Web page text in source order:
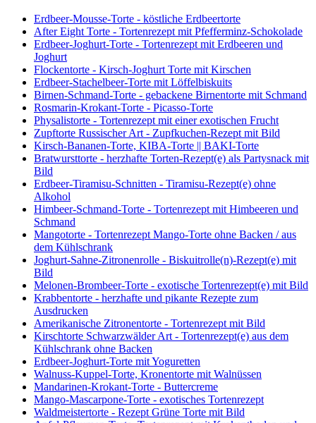
Erdbeer-Mousse-Torte - köstliche Erdbeertorte
After Eight Torte - Tortenrezept mit Pfefferminz-Schokolade
Erdbeer-Joghurt-Torte - Tortenrezept mit Erdbeeren und
Joghurt
Flockentorte - Kirsch-Joghurt Torte mit Kirschen
Erdbeer-Stachelbeer-Torte mit Löffelbiskuits
Birnen-Schmand-Torte - gebackene Birnentorte mit Schmand
Rosmarin-Krokant-Torte - Picasso-Torte
Physalistorte - Tortenrezept mit einer exotischen Frucht
Zupftorte Russischer Art - Zupfkuchen-Rezept mit Bild
Kirsch-Bananen-Torte, KIBA-Torte || BAKI-Torte
Bratwursttorte - herzhafte Torten-Rezept(e) als Partysnack mit
Bild
Erdbeer-Tiramisu-Schnitten - Tiramisu-Rezept(e) ohne
Alkohol
Himbeer-Schmand-Torte - Tortenrezept mit Himbeeren und
Schmand
Mangotorte - Tortenrezept Mango-Torte ohne Backen / aus
dem Kühlschrank
Joghurt-Sahne-Zitronenrolle - Biskuitrolle(n)-Rezept(e) mit
Bild
Melonen-Brombeer-Torte - exotische Tortenrezept(e) mit Bild
Krabbentorte - herzhafte und pikante Rezepte zum
Ausdrucken
Amerikanische Zitronentorte - Tortenrezept mit Bild
Kirschtorte Schwarzwälder Art - Tortenrezept(e) aus dem
Kühlschrank ohne Backen
Erdbeer-Joghurt-Torte mit Yoguretten
Walnuss-Kuppel-Torte, Kronentorte mit Walnüssen
Mandarinen-Krokant-Torte - Buttercreme
Mango-Mascarpone-Torte - exotisches Tortenrezept
Waldmeistertorte - Rezept Grüne Torte mit Bild